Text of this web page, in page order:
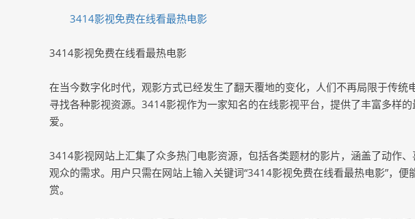
3414影视免费在线看最热电影
3414影视免费在线看最热电影
在当今数字化时代，观影方式已经发生了翻天覆地的变化，人们不再局限于传统
寻找各种影视资源。3414影视作为一家知名的在线影视平台，提供了丰富多样
爱。
3414影视网站上汇集了众多热门电影资源，包括各类题材的影片，涵盖了动作
观众的需求。用户只需在网站上输入关键词“3414影视免费在线看最热电影”，
赏。